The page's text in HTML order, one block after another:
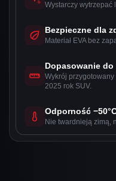
Wystarczy wytrzepać
Bezpieczne dla
Materiał EVA bez
Dopasowanie do
Wykrój
2025 rok SUV.
Odporność
Nie twardnieją zimą,